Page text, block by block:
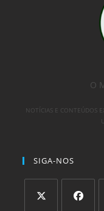
O
NOTÍCIAS E CONTEÚDOS
SIGA-NOS